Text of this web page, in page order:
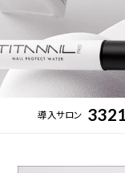
導入サロン 3321